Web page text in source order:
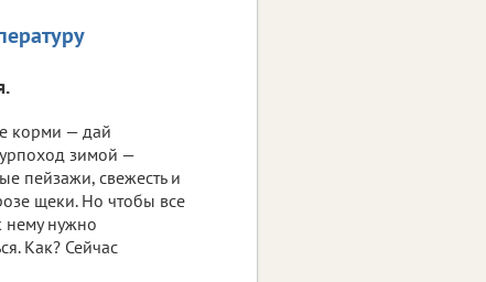
корми — дай
зимой —
пейзажи, свежесть и
щеки. Но чтобы все
нему нужно
Как? Сейчас